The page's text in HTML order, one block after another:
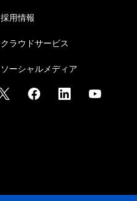
採用情報
クラウドサービス
ソーシャルメディア